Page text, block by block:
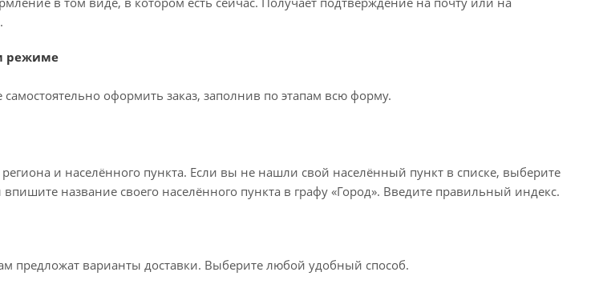
режиме
оформить заказ, заполнив по этапам всю форму.
и населённого пункта. Если вы не нашли свой населённый пункт в списке, выберите
название своего населённого пункта в графу «Город». Введите правильный индекс.
предложат варианты доставки. Выберите любой удобный способ.